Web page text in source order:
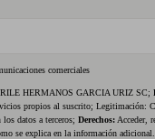
comerciales
HERMANOS GARCIA URIZ SC;
propios al suscrito; Legitimación:
datos a terceros; Derechos: Acceder,
se explica en la información